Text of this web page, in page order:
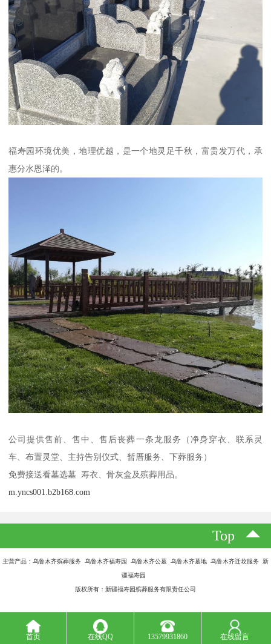
福寿园环境优美，地理优越，是一个地灵足千秋，富贵发万代，承
惠分水恩泽的。
公司提供售前、售中、售后丧葬一条龙服务（净身穿衣、联系灵
车、布置灵堂、主持告别仪式、暂厝服务、下葬服务）
免费接送看墓选墓 寿衣、骨灰盒及殡葬用品。
m.yncs001.b2b168.com
Top
主营产品：乌鲁木齐殡葬服务 乌鲁木齐福寿园 乌鲁木齐公墓 乌鲁木齐墓地 乌鲁木齐迁坟服务 新
疆福寿园
版权所有：新疆福寿园殡葬服务有限责任公司
首页 在线QQ 13579931860 在线留言